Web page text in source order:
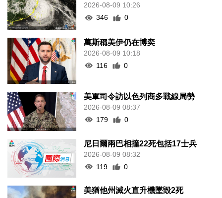
2026-08-09 10:26
346
0
萬斯稱美伊仍在博奕
2026-08-09 10:18
116
0
美軍司令訪以色列商多戰線局勢
2026-08-09 08:37
179
0
尼日爾兩巴相撞22死包括17士兵
2026-08-09 08:32
119
0
美猶他州滅火直升機墜毀2死